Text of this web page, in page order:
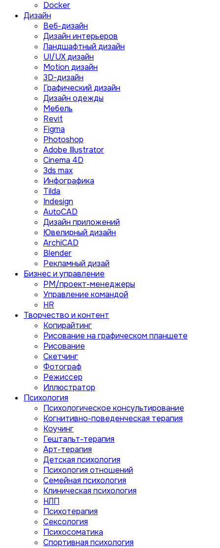
Docker
Дизайн
Веб-дизайн
Дизайн интерьеров
Ландшафтный дизайн
UI/UX дизайн
Motion дизайн
3D-дизайн
Графический дизайн
Дизайн одежды
Мебель
Revit
Figma
Photoshop
Adobe Illustrator
Сinema 4D
3ds max
Инфографика
Tilda
Indesign
AutoCAD
Дизайн приложений
Ювелирный дизайн
ArchiCAD
Blender
Рекламный дизай
Бизнес и управление
PM/проект-менеджеры
Управление командой
HR
Творчество и контент
Копирайтинг
Рисование на графическом планшете
Рисование
Скетчинг
Фотограф
Режиссер
Иллюстратор
Психология
Психологическое консультирование
Когнитивно-поведенческая терапия
Коучинг
Гештальт-терапия
Арт-терапия
Детская психология
Психология отношений
Семейная психология
Клиническая психология
НЛП
Психотерапия
Сексология
Психосоматика
Спортивная психология